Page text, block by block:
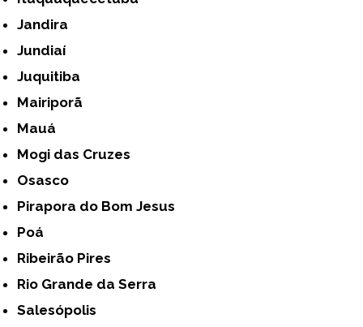
Jandira
Jundiaí
Juquitiba
Mairiporã
Mauá
Mogi das Cruzes
Osasco
Pirapora do Bom Jesus
Poá
Ribeirão Pires
Rio Grande da Serra
Salesópolis